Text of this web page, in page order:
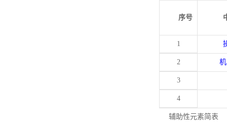
序号
1
2
3
4
辅助性元素简表